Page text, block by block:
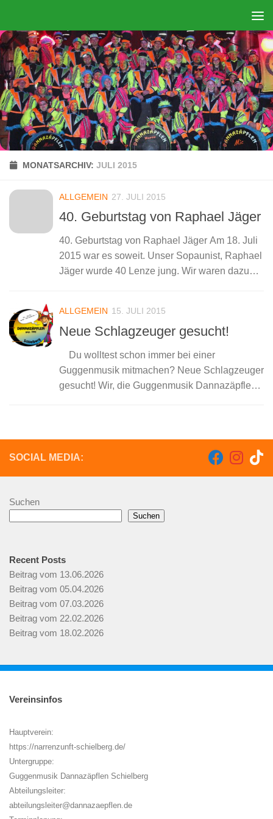
MONATSARCHIV: JULI 2015
ALLGEMEIN 27. JULI 2015
40. Geburtstag von Raphael Jäger
40. Geburtstag von Raphael Jäger Am 18. Juli
2015 war es soweit. Unser Sopaunist, Raphael
Jäger wurde 40 Lenze jung. Wir waren dazu
ALLGEMEIN 15. JULI 2015
Neue Schlagzeuger gesucht!
Du wolltest schon immer bei einer
Guggenmusik mitmachen? Neue Schlagzeuger
gesucht! Wir, die Guggenmusik Dannazäpflen
SOCIAL MEDIA:
Suchen
Suchen
Recent Posts
Beitrag vom 13.06.2026
Beitrag vom 05.04.2026
Beitrag vom 07.03.2026
Beitrag vom 22.02.2026
Beitrag vom 18.02.2026
Vereinsinfos
Hauptverein:
https://narrenzunft-schielberg.de/
Untergruppe:
Guggenmusik Dannazäpflen Schielberg
Abteilungsleiter:
abteilungsleiter@dannazaepflen.de